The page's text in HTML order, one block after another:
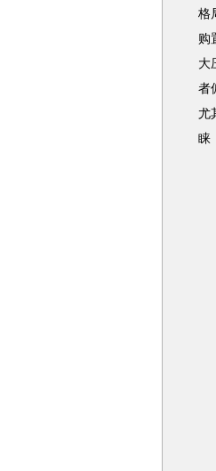
格
购
大
者
尤
睐